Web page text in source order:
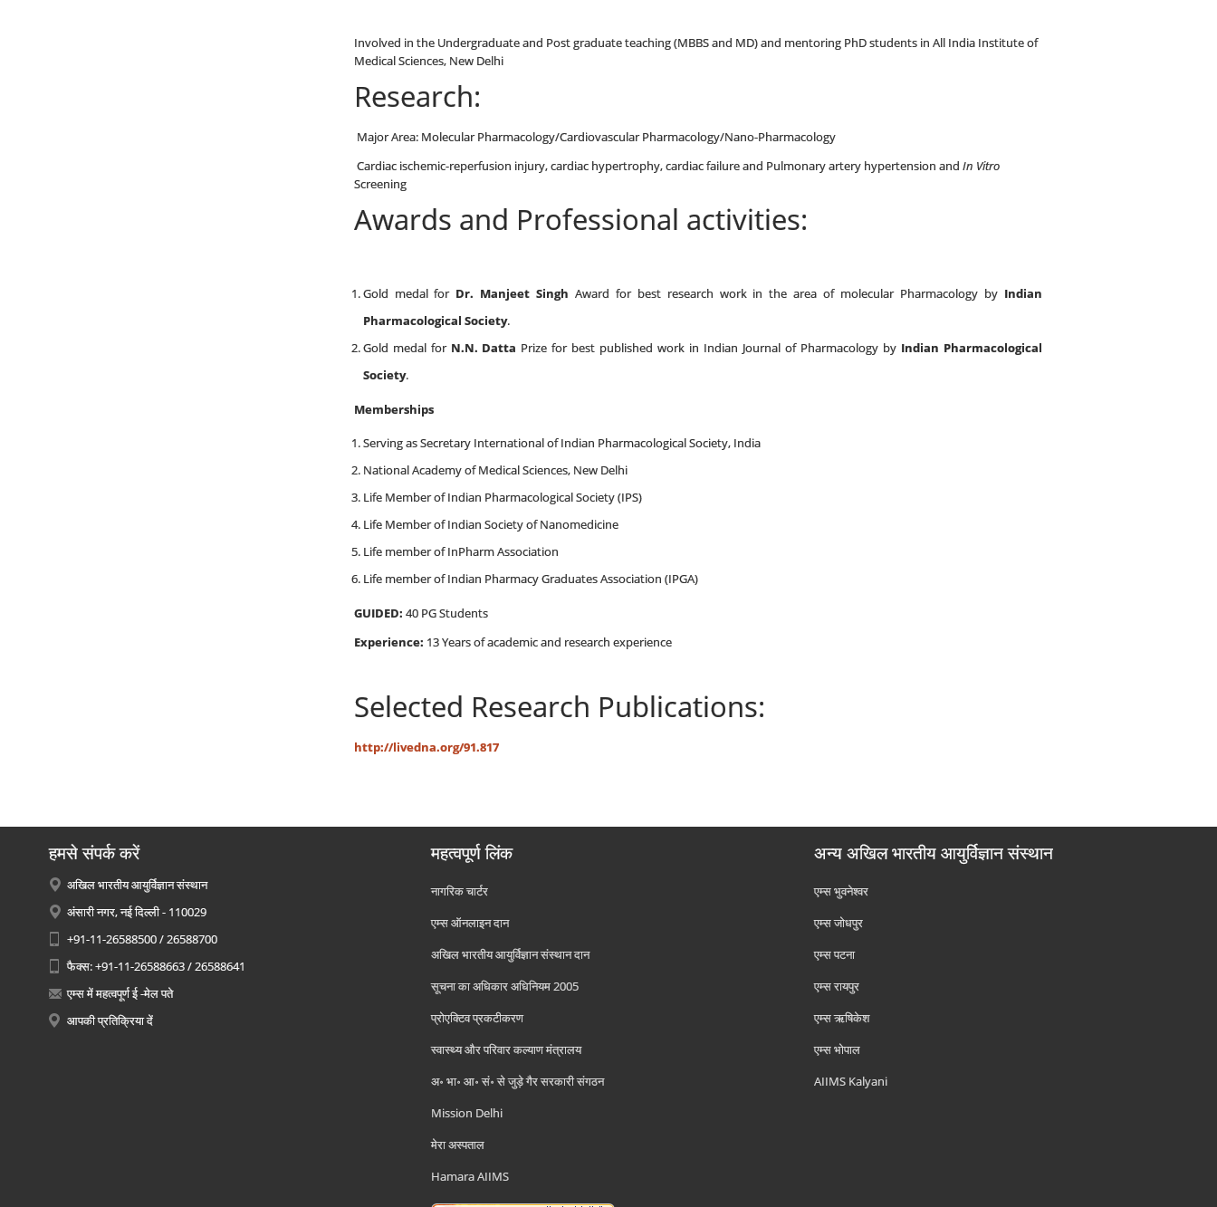
Involved in the Undergraduate and Post graduate teaching (MBBS and MD) and mentoring PhD students in All India Institute of
Medical Sciences, New Delhi
Research:
Major Area: Molecular Pharmacology/Cardiovascular Pharmacology/Nano-Pharmacology
Cardiac ischemic-reperfusion injury, cardiac hypertrophy, cardiac failure and Pulmonary artery hypertension and In Vitro
Screening
Awards and Professional activities:
Gold medal for Dr. Manjeet SinghAward for best research work in the area of molecular Pharmacology by Indian
Pharmacological Society.
Gold medal for N.N. Datta Prize for best published work in Indian Journal of Pharmacology by Indian Pharmacological
Society.
Memberships
Serving as Secretary International of Indian Pharmacological Society, India
National Academy of Medical Sciences, New Delhi
Life Member of Indian Pharmacological Society (IPS)
Life Member of Indian Society of Nanomedicine
Life member of InPharm Association
Life member of Indian Pharmacy Graduates Association (IPGA)
GUIDED: 40 PG Students
Experience: 13 Years of academic and research experience
Selected Research Publications:
http://livedna.org/91.817
हमसे संपर्क करें
अखिल भारतीय आयुर्विज्ञान संस्थान
अंसारी नगर, नई दिल्ली - 110029
+91-11-26588500 / 26588700
फैक्स: +91-11-26588663 / 26588641
एम्स में महत्वपूर्ण ई -मेल पते
आपकी प्रतिक्रिया दें
महत्वपूर्ण लिंक
नागरिक चार्टर
एम्स ऑनलाइन दान
अखिल भारतीय आयुर्विज्ञान संस्थान दान
सूचना का अधिकार अधिनियम 2005
प्रोएक्टिव प्रकटीकरण
स्वास्थ्य और परिवार कल्याण मंत्रालय
अ॰ भा॰ आ॰ सं॰ से जुड़े गैर सरकारी संगठन
Mission Delhi
मेरा अस्पताल
Hamara AIIMS
अन्य अखिल भारतीय आयुर्विज्ञान संस्थान
एम्‍स भुवनेश्वर
एम्‍स जोधपुर
एम्‍स पटना
एम्‍स रायपुर
एम्‍स ऋषिकेश
एम्‍स भोपाल
AIIMS Kalyani